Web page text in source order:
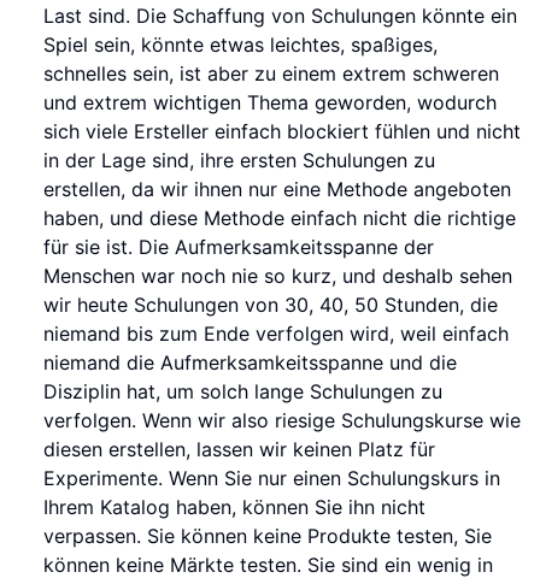
Last sind. Die Schaffung von Schulungen könnte ein
Spiel sein, könnte etwas leichtes, spaßiges,
schnelles sein, ist aber zu einem extrem schweren
und extrem wichtigen Thema geworden, wodurch
sich viele Ersteller einfach blockiert fühlen und nicht
in der Lage sind, ihre ersten Schulungen zu
erstellen, da wir ihnen nur eine Methode angeboten
haben, und diese Methode einfach nicht die richtige
für sie ist. Die Aufmerksamkeitsspanne der
Menschen war noch nie so kurz, und deshalb sehen
wir heute Schulungen von 30, 40, 50 Stunden, die
niemand bis zum Ende verfolgen wird, weil einfach
niemand die Aufmerksamkeitsspanne und die
Disziplin hat, um solch lange Schulungen zu
verfolgen. Wenn wir also riesige Schulungskurse wie
diesen erstellen, lassen wir keinen Platz für
Experimente. Wenn Sie nur einen Schulungskurs in
Ihrem Katalog haben, können Sie ihn nicht
verpassen. Sie können keine Produkte testen, Sie
können keine Märkte testen. Sie sind ein wenig in